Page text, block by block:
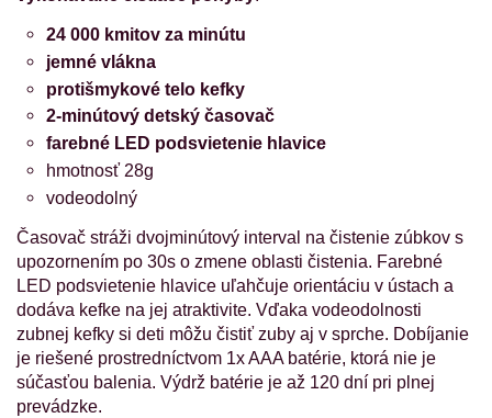
24 000 kmitov za minútu
jemné vlákna
protišmykové telo kefky
2-minútový detský časovač
farebné LED podsvietenie hlavice
hmotnosť 28g
vodeodolný
Časovač stráži dvojminútový interval na čistenie zúbkov s
upozornením po 30s o zmene oblasti čistenia. Farebné
LED podsvietenie hlavice uľahčuje orientáciu v ústach a
dodáva kefke na jej atraktivite. Vďaka vodeodolnosti
zubnej kefky si deti môžu čistiť zuby aj v sprche. Dobíjanie
je riešené prostredníctvom 1x AAA batérie, ktorá nie je
súčasťou balenia. Výdrž batérie je až 120 dní pri plnej
prevádzke.